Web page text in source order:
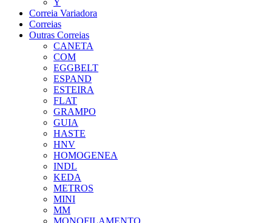
Y
Correia Variadora
Correias
Outras Correias
CANETA
COM
EGGBELT
ESPAND
ESTEIRA
FLAT
GRAMPO
GUIA
HASTE
HNV
HOMOGENEA
INDL
KEDA
METROS
MINI
MM
MONOFILAMENTO